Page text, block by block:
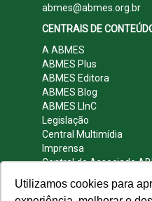
Utilizamos cookies para
abmes@abmes.org.br
CENTRAIS DE
A ABMES
ABMES Plus
ABMES Editora
ABMES Blog
ABMES LInC
Legislação
Central Multimídia
Imprensa
Central do Associado
REDES SOCIAIS